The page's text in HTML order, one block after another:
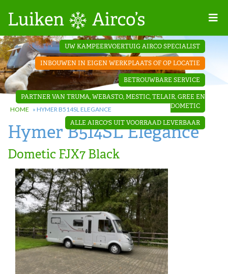
Projecten
Contact
Dakopbouw
airco’s
‘Onder de
bank’ airco’s
‘Teleco
Ultra
Comfort ‘
airco
Airco
montage
UW KAMPEERVOERTUIG AIRCO SPECIALIST
INBOUWEN IN EIGEN WERKPLAATS OF OP LOCATIE
BETROUWBARE SERVICE
PARTNER VAN TRUMA, WEBASTO, MESTIC, TELAIR, GREE EN
DOMETIC
ALLE AIRCO'S UIT VOORRAAD LEVERBAAR
HOME » HYMER B514SL ELEGANCE
Hymer B514SL Elegance
Dometic FJX7 Black